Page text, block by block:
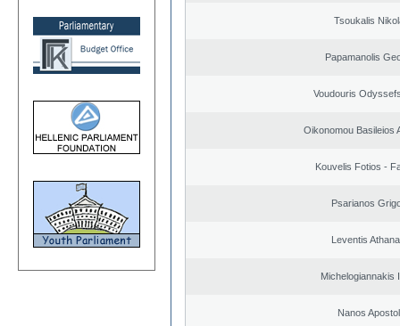
Tsoukalis
Papamanolis
Voudouris
Oikonomou Basileios
Kouvelis Fotios -
Psarianos
Leventis
Michelogiannakis
Nanos